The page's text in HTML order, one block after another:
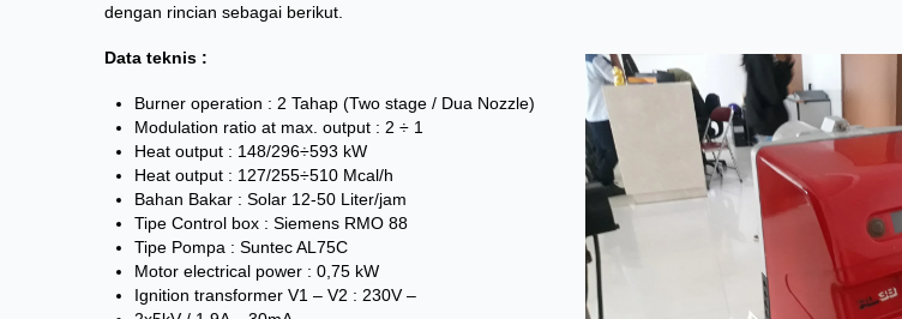
dengan rincian sebagai berikut.
Data teknis :
Burner operation : 2 Tahap (Two stage / Dua Nozzle)
Modulation ratio at max. output : 2 ÷ 1
Heat output : 148/296÷593 kW
Heat output : 127/255÷510 Mcal/h
Bahan Bakar : Solar 12-50 Liter/jam
Tipe Control box : Siemens RMO 88
Tipe Pompa : Suntec AL75C
Motor electrical power : 0,75 kW
Ignition transformer V1 – V2 : 230V –